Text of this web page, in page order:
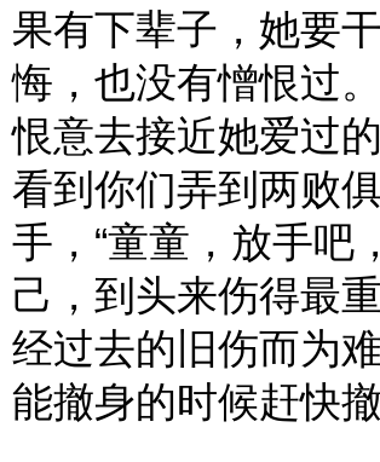
果有下辈子，她要
悔，也没有憎恨过
恨意去接近她爱过
看到你们弄到两败
手，“童童，放手吧
己，到头来伤得最
经过去的旧伤而为
能撤身的时候赶快